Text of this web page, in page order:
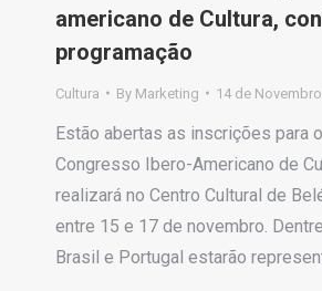
americano de Cultura,
programação
Cultura By Marketing 14 de
Estão abertas as inscrições para
Congresso Ibero-Americano de
realizará no Centro Cultural de
entre 15 e 17 de novembro.
Brasil e Portugal estarão